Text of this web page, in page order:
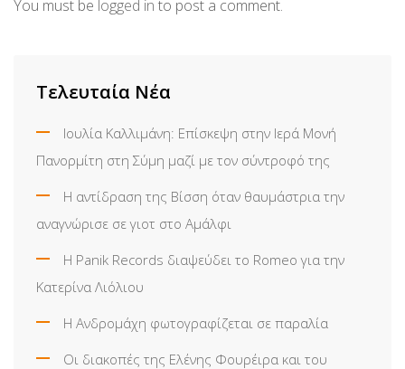
You must be logged in to post a comment.
Τελευταία Νέα
Ιουλία Καλλιμάνη: Επίσκεψη στην Ιερά Μονή
Πανορμίτη στη Σύμη μαζί με τον σύντροφό της
Η αντίδραση της Βίσση όταν θαυμάστρια την
αναγνώρισε σε γιοτ στο Αμάλφι
Η Panik Records διαψεύδει το Romeo για την
Κατερίνα Λιόλιου
Η Ανδρομάχη φωτογραφίζεται σε παραλία
Οι διακοπές της Ελένης Φουρέιρα και του